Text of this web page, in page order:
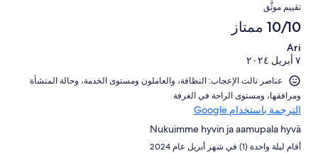
تقييم موثَّق
10/10 ممتاز
Ari
٧ أبريل ٢٠٢٤
عناصر نالت الإعجاب: ⁦النظافة⁩، و⁦العاملون ومستوى الخدمة⁩، و⁦حالة المنشأة
ومرافقها⁩، و⁦مستوى الراحة في الغرفة⁩
الترجمة باستخدام Google
Nukuimme hyvin ja aamupala hyvä
أقام ليلة واحدة (1) في شهر أبريل عام 2024